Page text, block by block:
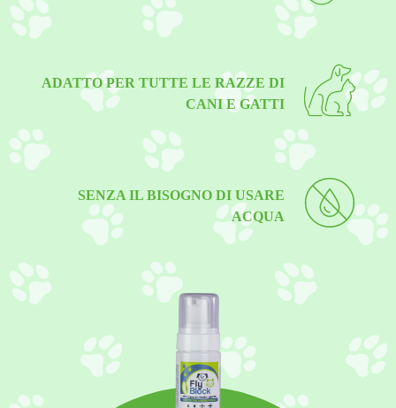
ADATTO PER TUTTE LE RAZZE DI
CANI E GATTI
SENZA IL BISOGNO DI USARE
ACQUA